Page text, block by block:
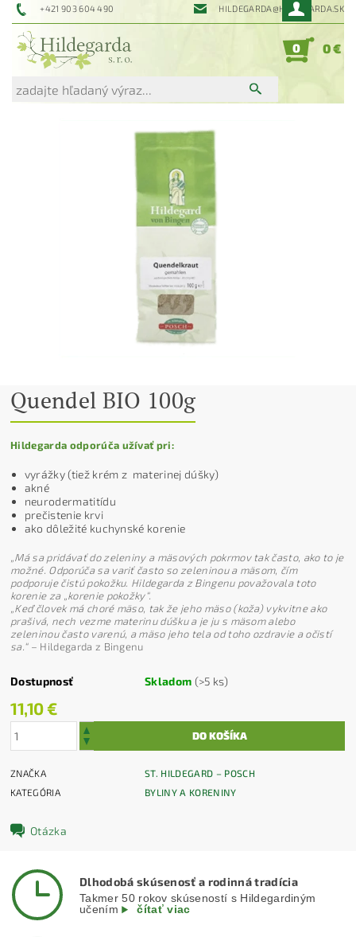
+421 903 604 490 HILDEGARDA@HILDEGARDA.SK
0 0 €
Quendel BIO 100g
Hildegarda odporúča užívať pri:
vyrážky (tiež krém z materinej dúšky)
akné
neurodermatitídu
prečistenie krvi
ako dôležité kuchynské korenie
„Má sa pridávať do zeleniny a mäsových pokrmov tak často, ako to je
možné. Odporúča sa variť často so zeleninou a mäsom, čím
podporuje čistú pokožku. Hildegarda z Bingenu považovala toto
korenie za „korenie pokožky“.
„Keď človek má choré mäso, tak že jeho mäso (koža) vykvitne ako
prašivá, nech vezme materinu dúšku a je ju s mäsom alebo
zeleninou často varenú, a mäso jeho tela od toho ozdravie a očistí
sa.“– Hildegarda z Bingenu
Dostupnosť Skladom (>5 ks)
11,10 €
ZNAČKA
ST. HILDEGARD – POSCH
KATEGÓRIA
BYLINY A KORENINY
Otázka
Dlhodobá skúsenosť a rodinná tradícia
Takmer 50 rokov skúseností s Hildegardiným
učením
čítať viac